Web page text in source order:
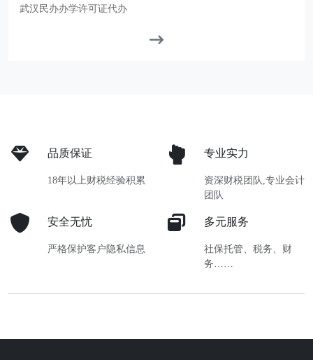
武汉民办办学许可证代办
品质保证
18年以上财税经验积累
专业实力
资深财税团队,专业会计
团队
安全无忧
严格保护客户隐私信息
多元服务
社保托管、税务、财
务……